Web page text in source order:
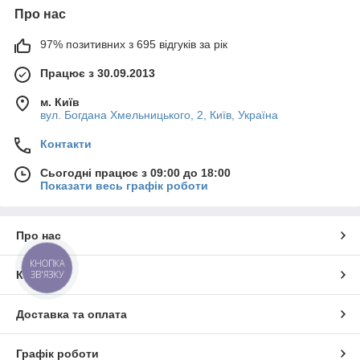
Про нас
97% позитивних з 695 відгуків за рік
Працює з 30.09.2013
м. Київ
вул. Богдана Хмельницького, 2, Київ, Україна
Контакти
Сьогодні працює з 09:00 до 18:00
Показати весь графік роботи
Про нас
Контакти
Доставка та оплата
Графік роботи
КНОПКА
ЗВ'ЯЗКУ